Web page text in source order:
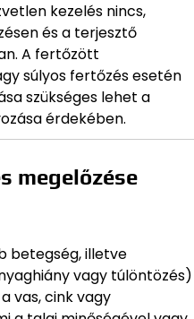
kezelés nincs,
és a terjesztő
A fertőzött
súlyos fertőzés esetén
szükséges lehet a
érdekében.
megelőzése
betegség, illetve
vagy túlöntözés)
vas, cink vagy